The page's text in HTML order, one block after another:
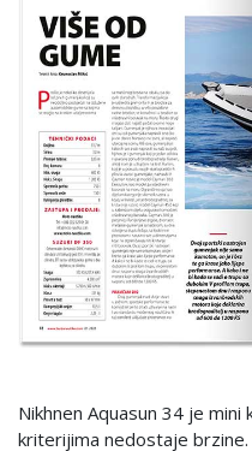
Nikhnen Aquasun 34 je
kriterijima nedostaje